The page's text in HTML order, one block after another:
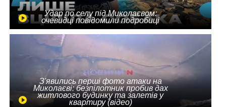
Удар по селу під Миколаєвом:
очевидці повідомили подробиці
З'явились перші фото атаки на
Миколаєві: безпілотник пробив дах
житлового будинку та залетів у
квартиру (відео)